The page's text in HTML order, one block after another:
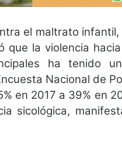
el maltrato
que la violencia
ha tenido
Nacional de
en 2017 a 39% en
sicológica,